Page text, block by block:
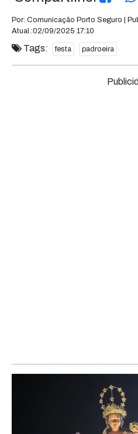
Por: Comunicação Porto Seguro |
Atual.:02/09/2025 17:10
Tags: festa padroeira